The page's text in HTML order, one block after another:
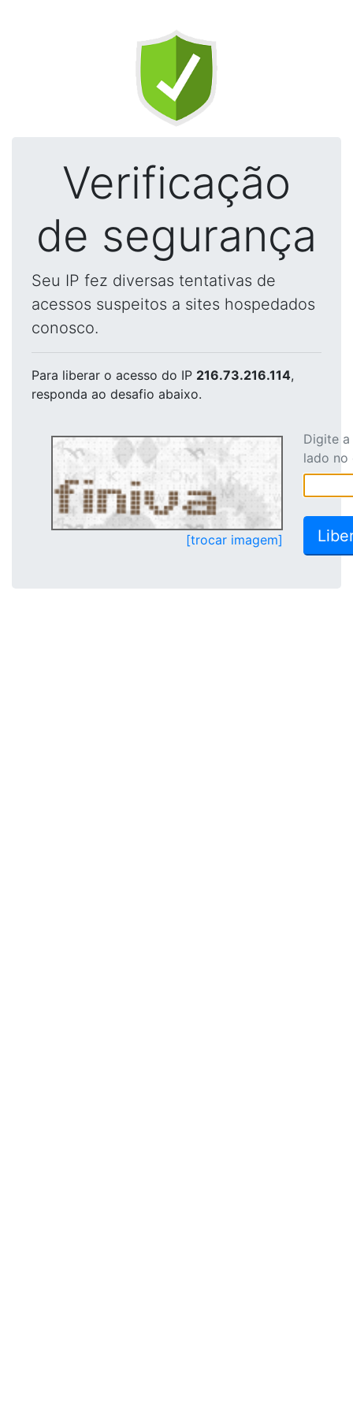
Verificação
de segurança
Seu IP fez diversas tentativas de
acessos suspeitos a sites hospedados
conosco.
Para liberar o acesso do IP 216.73.216.114,
responda ao desafio abaixo.
[trocar imagem]
Digite
lado no